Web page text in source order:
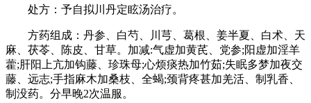
处方：予自拟川丹定眩汤治疗。
方药组成：丹参、白芍、川芎、葛根、姜半夏、白术、天
麻、茯苓、陈皮、甘草。加减:气虚加黄芪、党参;阳虚加淫羊
藿;肝阳上亢加钩藤、珍珠母;心烦痰热加竹茹;失眠多梦加夜交
藤、远志;手指麻木加桑枝、全蝎;颈背疼甚加羌活、制乳香、
制没药。分早晚2次温服。